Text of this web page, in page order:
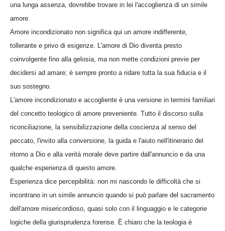
una lunga assenza, dovrebbe trovare in lei l'accoglienza di un simile
amore.
Amore incondizionato non significa qui un amore indifferente,
tollerante e privo di esigenze. L'amore di Dio diventa presto
coinvolgente fino alla gelosia, ma non mette condizioni previe per
decidersi ad amare; è sempre pronto a ridare tutta la sua fiducia e il
suo sostegno.
L'amore incondizionato e accogliente è una versione in termini familiari
del concetto teologico di amore preveniente. Tutto il discorso sulla
riconciliazione, la sensibilizzazione della coscienza al senso del
peccato, l'invito alla conversione, la guida e l'aiuto nell'itinerario del
ritorno a Dio e alla verità morale deve partire dall'annuncio e da una
qualche esperienza di questo amore.
Esperienza dice percepibilità: non mi nascondo le difficoltà che si
incontrano in un simile annuncio quando si può parlare del sacramento
dell'amore misericordioso, quasi solo con il linguaggio e le categorie
logiche della giurisprudenza forense. È chiaro che la teologia è